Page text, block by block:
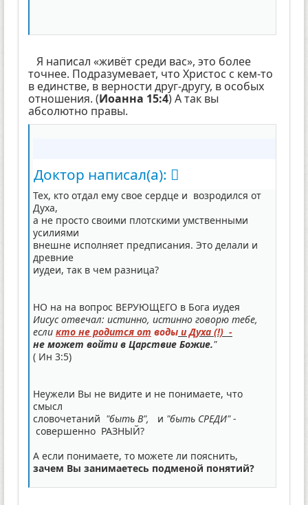
Я написал «живёт среди вас», это более
точнее. Подразумевает, что Христос с кем-то
в единстве, в верности друг-другу, в особых
отношения. (Иоанна 15:4) А так вы
абсолютно правы.
Доктор написал(а):
Тех, кто отдал ему свое сердце и возродился от
Духа,
а не просто своими плотскими умственными
усилиями
внешне исполняет предписания. Это делали и
древние
иудеи, так в чем разница?
НО на на вопрос ВЕРУЮЩЕГО в Бога иудея
Иисус отвечал: истинно, истинно говорю тебе,
если кто не родится от воды и Духа (!) -
не может войти в Царствие Божие."
( Ин 3:5)
Неужели Вы не видите и не понимаете, что
смысл
словочетаний "быть В", и "быть СРЕДИ"-
совершенно РАЗНЫЙ?
А если понимаете, то можете ли пояснить,
зачем Вы занимаетесь подменой понятий?